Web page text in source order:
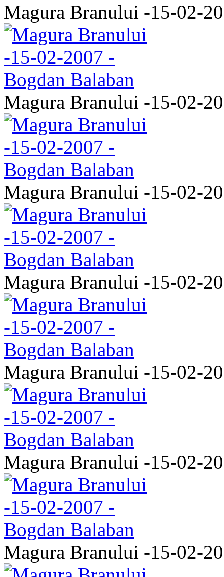
Magura Branului -15-02-
Magura Branului -15-02-
Magura Branului -15-02-
Magura Branului -15-02-
Magura Branului -15-02-
Magura Branului -15-02-
Magura Branului -15-02-